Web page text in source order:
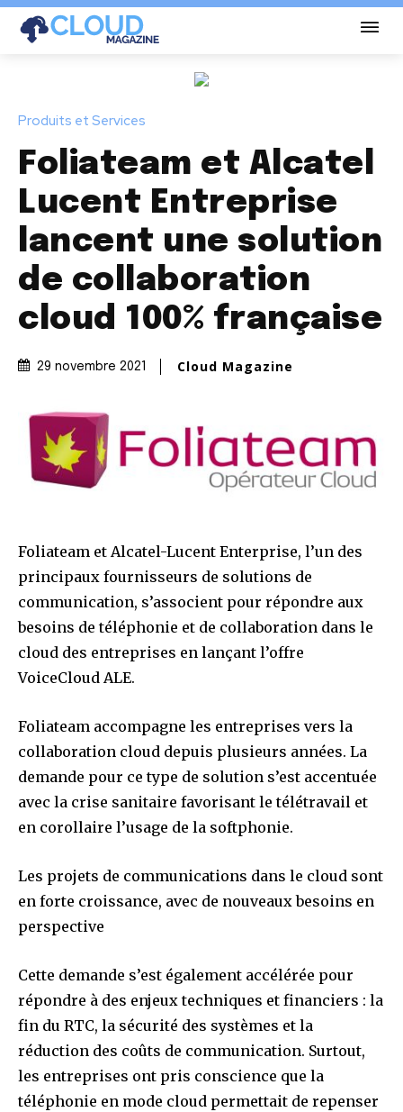
Produits et Services
Foliateam et Alcatel
Lucent Entreprise
lancent une solution
de collaboration
cloud 100% française
29 novembre 2021 Cloud Magazine
Foliateam et Alcatel-Lucent Enterprise, l’un des
principaux fournisseurs de solutions de
communication, s’associent pour répondre aux
besoins de téléphonie et de collaboration dans le
cloud des entreprises en lançant l’offre
VoiceCloud ALE.
Foliateam accompagne les entreprises vers la
collaboration cloud depuis plusieurs années. La
demande pour ce type de solution s’est accentuée
avec la crise sanitaire favorisant le télétravail et
en corollaire l’usage de la softphonie.
Les projets de communications dans le cloud sont
en forte croissance, avec de nouveaux besoins en
perspective
Cette demande s’est également accélérée pour
répondre à des enjeux techniques et financiers : la
fin du RTC, la sécurité des systèmes et la
réduction des coûts de communication. Surtout,
les entreprises ont pris conscience que la
téléphonie en mode cloud permettait de repenser